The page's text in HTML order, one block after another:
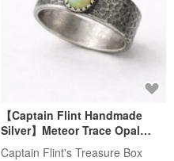
【Captain Flint Handmade
Silver】Meteor Trace Opal
Sterling Silver Ring
Captain Flint's Treasure Box